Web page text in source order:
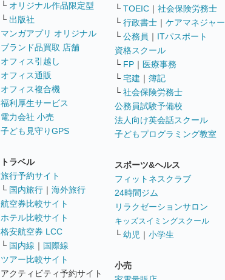
└ オリジナル作品限定型
└ 出版社
マンガアプリ オリジナル
ブランド品買取 店舗
オフィス引越し
オフィス通販
オフィス複合機
福利厚生サービス
電力会社 小売
子ども見守りGPS
トラベル
旅行予約サイト
└ 国内旅行 ｜ 海外旅行
航空券比較サイト
ホテル比較サイト
格安航空券 LCC
└ 国内線 ｜ 国際線
ツアー比較サイト
アクティビティ予約サイト
└ TOEIC ｜ 社会保険労務士
└ 行政書士 ｜ ケアマネジャー
└ 公務員 ｜ ITパスポート
資格スクール
└ FP ｜ 医療事務
└ 宅建 ｜ 簿記
└ 社会保険労務士
公務員試験予備校
法人向け英会話スクール
子どもプログラミング教室
スポーツ&ヘルス
フィットネスクラブ
24時間ジム
リラクゼーションサロン
キッズスイミングスクール
└ 幼児 ｜ 小学生
小売